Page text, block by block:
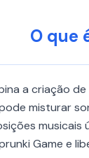
O que
a criação
misturar
musicais
Game e